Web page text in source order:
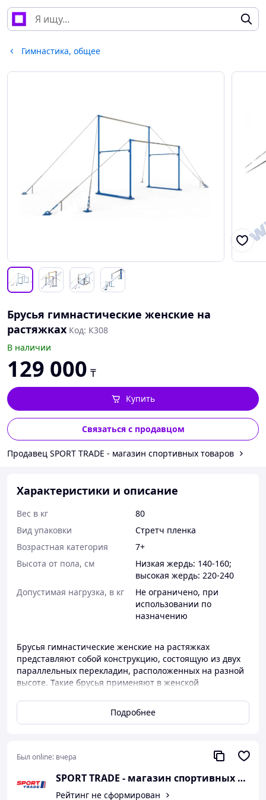
Гимнастика, общее
Брусья гимнастические женские на
растяжках Код: К308
В наличии
129 000 ₸
Купить
Связаться с продавцом
Продавец SPORT TRADE - магазин спортивных товаров
Характеристики и описание
Вес в кг
80
Вид упаковки
Стретч пленка
Возрастная категория
7+
Высота от пола, см
Низкая жердь: 140-160;
высокая жердь: 220-240
Допустимая нагрузка, в кг
Не ограничено, при
использовании по
назначению
Брусья гимнастические женские на растяжках
представляют собой конструкцию, состоящую из двух
параллельных перекладин, расположенных на разной
высоте. Такие брусья применяют в женской
спортивных залов или гимнастических секций.
Конструкция состоит из двух металлических оснований,
сохранялось правильное положение перекладин,
который служит еще и дополнительной опорой. Жерди
изготовлены из клееной древесины, внутри имеется
Подробнее
Был online: вчера
SPORT TRADE - магазин спортивных
Рейтинг не сформирован